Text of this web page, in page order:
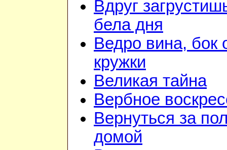
Вдруг
бела дня
Ведро вина, бок
кружки
Великая тайна
Вербное
Вернуться за
домой